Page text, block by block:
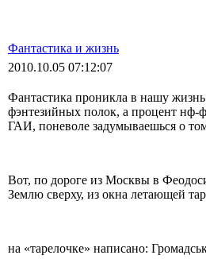
Фантастика и жизнь
2010.10.05 07:12:07
Фантастика проникла в нашу
фэнтезийных полок, а процент нф-
ГАИ, поневоле задумываешься о
Вот, по дороге из Москвы в
Землю сверху, из окна летающей
на «тарелочке» написано: